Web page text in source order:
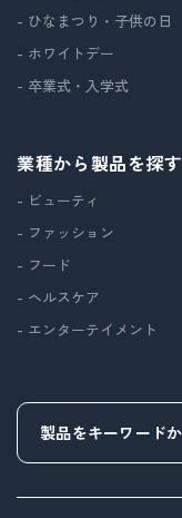
- ひなまつり・子供の日
- ホワイトデー
- 卒業式・入学式
業種から製品を探す
- ビューティ
- ファッション
- フード
- ヘルスケア
- エンターテイメント